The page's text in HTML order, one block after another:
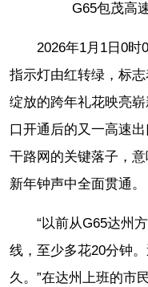
G65包茂高
2026年1月1日0时
指示灯由红转绿，标
绽放的跨年礼花映亮
口开通后的又一高速
干路网的关键落子，
新年钟声中全面贯通。
“以前从G65达州
线，至少多花20分钟
久。”在达州上班的市